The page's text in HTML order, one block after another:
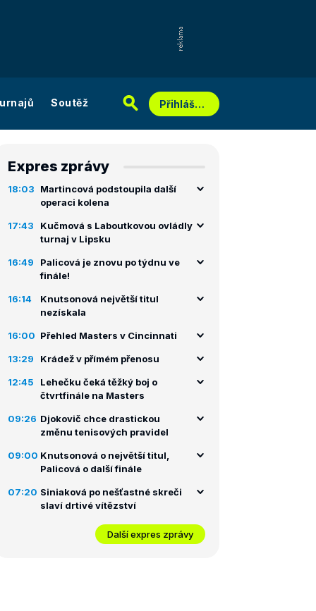
Soutěž Přihlášení
Expres zprávy
18:03
Martincová podstoupila další
operaci kolena
17:43
Kučmová s Laboutkovou ovládly
turnaj v Lipsku
16:49
Palicová je znovu po týdnu ve
finále!
16:14
Knutsonová největší titul
nezískala
16:00 Přehled Masters v Cincinnati
13:29 Krádež v přímém přenosu
12:45
Lehečku čeká těžký boj o
čtvrtfinále na Masters
09:26 Djokovič chce drastickou
změnu tenisových pravidel
09:00 Knutsonová o největší titul,
Palicová o další finále
07:20 Siniaková po nešťastné skreči
slaví drtivé vítězství
Další expres zprávy